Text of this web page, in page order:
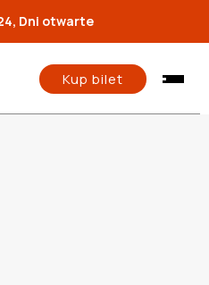
Dni otwarte
Kup bilet